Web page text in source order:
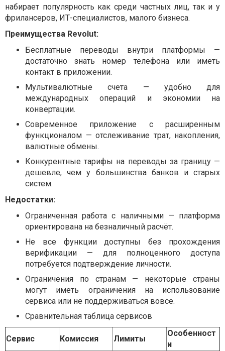
набирает популярность как среди частных лиц, так и у
фрилансеров, ИТ-специалистов, малого бизнеса.
Преимущества Revolut:
Бесплатные переводы внутри платформы —
достаточно знать номер телефона или иметь
контакт в приложении.
Мультивалютные счета — удобно для
международных операций и экономии на
конвертации.
Современное приложение с расширенным
функционалом — отслеживание трат, накопления,
валютные обмены.
Конкурентные тарифы на переводы за границу —
дешевле, чем у большинства банков и старых
систем.
Недостатки:
Ограниченная работа с наличными — платформа
ориентирована на безналичный расчёт.
Не все функции доступны без прохождения
верификации — для полноценного доступа
потребуется подтверждение личности.
Ограничения по странам — некоторые страны
могут иметь ограничения на использование
сервиса или не поддерживаться вовсе.
Сравнительная таблица сервисов
Сервис Комиссия Лимиты
Особенност
и